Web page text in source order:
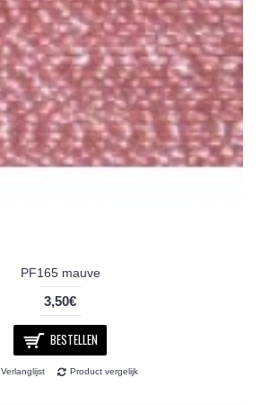
PF165 mauve
3,50€
BESTELLEN
Verlanglijst Product vergelijk